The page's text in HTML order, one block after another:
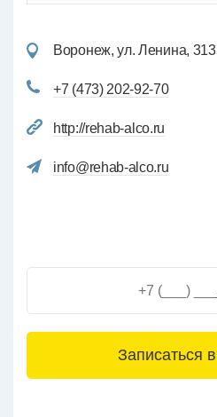
Воронеж, ул. Ленина, 313
+7 (473) 202-92-70
http://rehab-alco.ru
info@rehab-alco.ru
3+6=